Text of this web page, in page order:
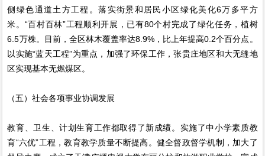
侧绿色通道土方工程。落实街景和居民小区绿化美化6万多平方
米。“百村百林”工程顺利开展，已有80个村完成了绿化任务，植树
6.5万株。目前，全区林木覆盖率达8.9%，比上年提高0.2个百分点。
以实施“蓝天工程”为重点，加强了环保工作，张贵庄地区和大无缝地
区实现基本无燃煤区。
（五）社会各项事业协调发展
教育、卫生、计划生育工作都取得了新成绩。实施了中小学素质教
育“六优”工程，教育教学质量不断提高。健全督政督学机制，加大了